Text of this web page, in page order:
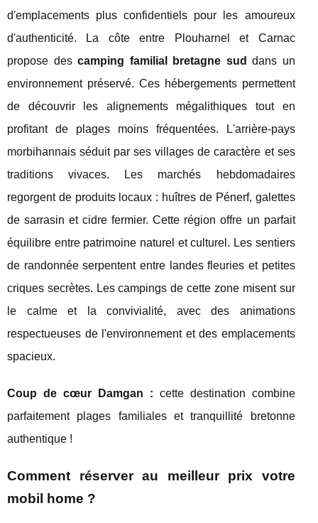
d'emplacements plus confidentiels pour les amoureux
d'authenticité. La côte entre Plouharnel et Carnac
propose descamping familial bretagne sud dans un
environnement préservé. Ces hébergements permettent
de découvrir les alignements mégalithiques tout en
profitant de plages moins fréquentées. L'arrière-pays
morbihannais séduit par ses villages de caractère et ses
traditions vivaces. Les marchés hebdomadaires
regorgent de produits locaux : huîtres de Pénerf, galettes
de sarrasin et cidre fermier. Cette région offre un parfait
équilibre entre patrimoine naturel et culturel. Les sentiers
de randonnée serpentent entre landes fleuries et petites
criques secrètes. Les campings de cette zone misent sur
le calme et la convivialité, avec des animations
respectueuses de l'environnement et des emplacements
spacieux.
Coup de cœur Damgan : cette destination combine
parfaitement plages familiales et tranquillité bretonne
authentique !
Comment réserver au meilleur prix votre
mobil home ?